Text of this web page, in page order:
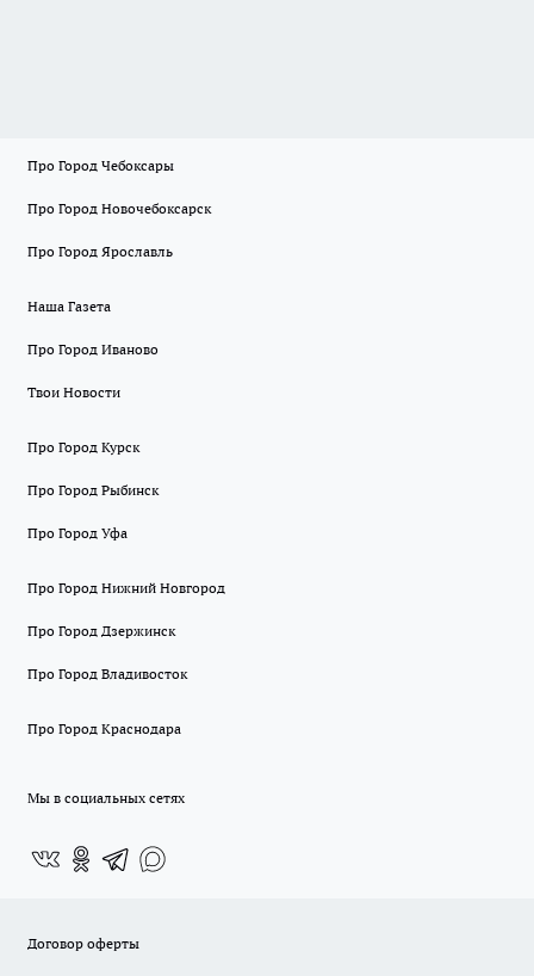
Про Город Чебоксары
Про Город Новочебоксарск
Про Город Ярославль
Наша Газета
Про Город Иваново
Твои Новости
Про Город Курск
Про Город Рыбинск
Про Город Уфа
Про Город Нижний Новгород
Про Город Дзержинск
Про Город Владивосток
Про Город Краснодара
Мы в социальных сетях
Договор оферты